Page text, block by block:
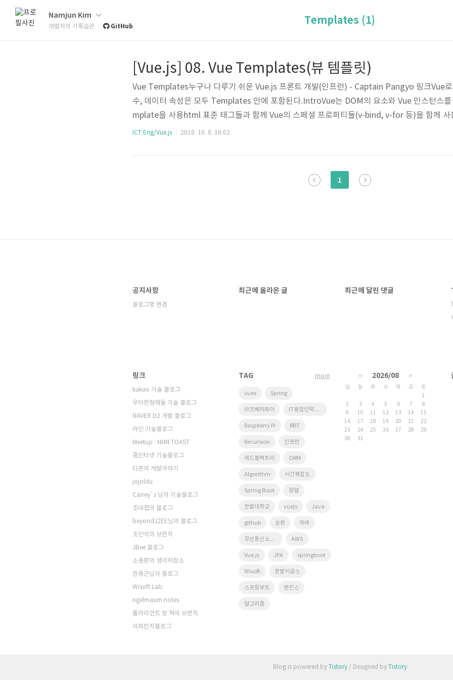
Namjun Kim
개발자의 기록습관 GitHub Templates (1)
[Vue.js] 08. Vue Templates(뷰 템플릿)
Vue Templates누구나 다루기 쉬운 Vue.js 프론트 개발(인프런) - Captain Pangyo 링크Vue로
수, 데이터 속성은 모두 Templates 안에 포함된다.IntroVue는 DOM의 요소와 Vue 인스턴스
mplate을 사용html 표준 태그들과 함께 Vue의 스페셜 프로퍼티들(v-bind, v-for 등)을 함께 사
저가 그려내는 것들에는 뷰의 반응적인 속성들까지 결합된 화면이 그려져 나온다. 예를 들면, 라
ICT Eng/Vue.js 2018. 10. 8. 10:02
1
공지사항
블로그명 변경
최근에 올라온 글 최근에 달린 댓글
링크
kakao 기술 블로그
우아한형제들 기술 블로그
NAVER D2 개발 블로그
라인 기술블로그
Meetup : NHN TOAST
줌인터넷 기술블로그
티몬의 개발이야기
jojoldu
Carrey`s 님의 기술블로그
조대협의 블로그
beyondJ2EE님의 블로그
조인석의 브런치
JBee 블로그
소용환의 생각저장소
권용근님의 블로그
Wisoft Lab.
ngelmaum notes
폴라리언트 장 혁의 브런치
자피킨치블로그
TAG
vuex Spring
라즈베리파이 IT융합인력양성사업단
Raspberry Pi RBT
Recursion 인프런
레드블랙트리 ORM
Algorithm 시간복잡도
Spring Boot 정렬
한밭대학교 vuejs Java
github 순환 자바
무선통신소프트웨어연구실 AWS
Vue.js JPA springboot
Wisoft 한밭이글스
스프링부트 젠킨스
알고리즘
more « 2026/08 »
일 월 화 수 목 금
토
1
2
3 4 5 6 7
8
9
10 11 12 13 14
15
16
17 18 19 20 21
22
23
24 25 26 27 28
29
30
31
Blog is powered by Tistory/ Designed by Tistory